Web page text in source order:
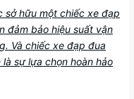
sở hữu một chiếc xe đạp
đảm bảo hiệu suất vận
Và chiếc xe đạp đua
sự lựa chọn hoàn hảo